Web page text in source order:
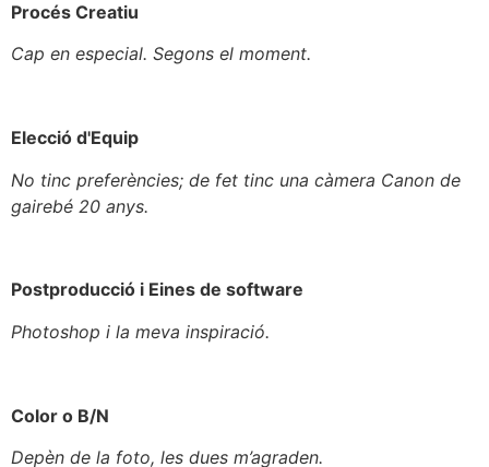
Procés Creatiu
Cap en especial. Segons el moment.
Elecció d'Equip
No tinc preferències; de fet tinc una càmera Canon de
gairebé 20 anys.
Postproducció i Eines de software
Photoshop i la meva inspiració.
Color o B/N
Depèn de la foto, les dues m’agraden.